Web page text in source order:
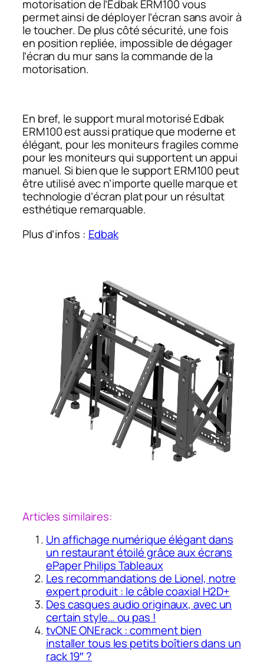
motorisation de l’Edbak ERM100 vous
permet ainsi de déployer l’écran sans avoir à
le toucher. De plus côté sécurité, une fois
en position repliée, impossible de dégager
l’écran du mur sans la commande de la
motorisation.
En bref, le support mural motorisé Edbak
ERM100 est aussi pratique que moderne et
élégant, pour les moniteurs fragiles comme
pour les moniteurs qui supportent un appui
manuel. Si bien que le support ERM100 peut
être utilisé avec n’importe quelle marque et
technologie d’écran plat pour un résultat
esthétique remarquable.
Plus d’infos : Edbak
Articles similaires:
Un affichage numérique élégant dans
un restaurant étoilé grâce aux écrans
ePaper Philips Tableaux
Les recommandations de Lionel, notre
expert produit : le câble coaxial H2D+
Des casques audio originaux, avec un
certain style… ou pas !
tvONE ONErack : comment bien
installer tous les petits boîtiers dans un
rack 19″ ?